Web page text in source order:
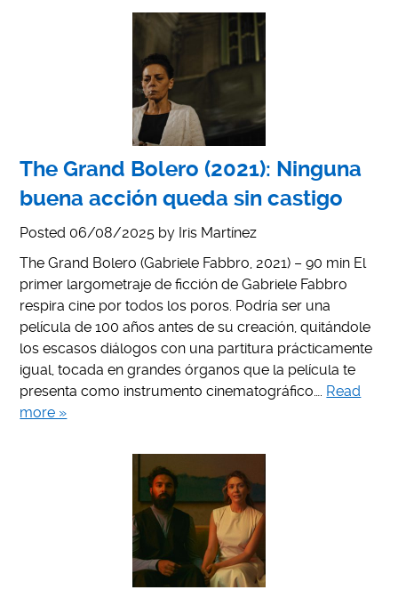
The Grand Bolero (2021): Ninguna
buena acción queda sin castigo
Posted 06/08/2025 by Iris Martínez
The Grand Bolero (Gabriele Fabbro, 2021) – 90 min El
primer largometraje de ficción de Gabriele Fabbro
respira cine por todos los poros. Podría ser una
película de 100 años antes de su creación, quitándole
los escasos diálogos con una partitura prácticamente
igual, tocada en grandes órganos que la película te
presenta como instrumento cinematográfico…. Read
more »